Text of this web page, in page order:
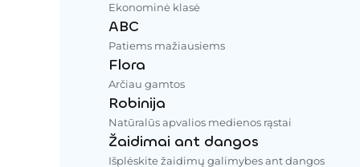
Ekonominė klasė
ABC
Patiems mažiausiems
Flora
Arčiau gamtos
Robinija
Natūralūs apvalios medienos rąstai
Žaidimai ant dangos
Išplėskite žaidimų galimybes ant dangos